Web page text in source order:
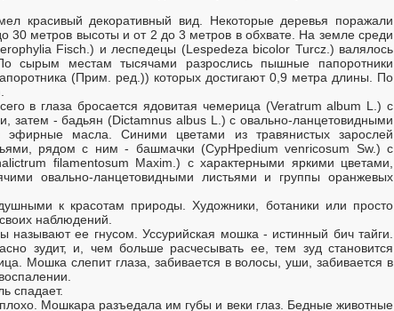
красивый декоративный вид. Некоторые деревья поражали
метров высоты и от 2 до 3 метров в обхвате. На земле среди
Fisch.) и леспедецы (Lespedeza bicolor Turcz.) валялось
сырым местам тысячами разрослись пышные папоротники
(Прим. ред.)) которых достигают 0,9 метра длины. По
в глаза бросается ядовитая чемерица (Veratrum album L.) с
затем - бадьян (Dictamnus albus L.) с овально-ланцетовидными
масла. Синими цветами из травянистых зарослей
рядом с ним - башмачки (CypHpedium venricosum Sw.) с
filamentosum Maxim.) с характерными яркими цветами,
овально-ланцетовидными листьями и группы оранжевых
к красотам природы. Художники, ботаники или просто
наблюдений.
ее гнусом. Уссурийская мошка - истинный бич тайги.
зудит, и, чем больше расчесывать ее, тем зуд становится
Мошка слепит глаза, забивается в волосы, уши, забивается в
спадает.
Мошкара разъедала им губы и веки глаз. Бедные животные